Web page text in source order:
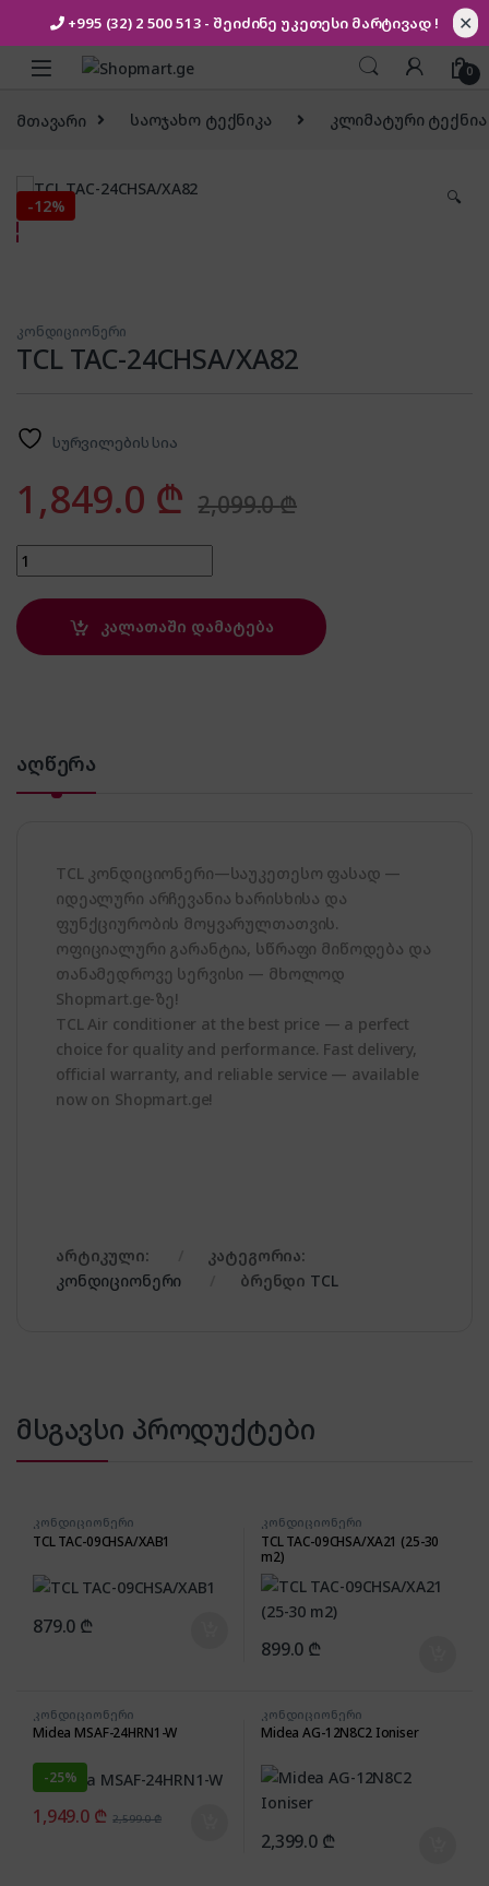
+995 (32) 2 500 513 - შეიძინე უკეთესი მარტივად ! ✕
Skip to navigation
Skip to content
0
მთავარი საოჯახო ტექნიკა კლიმატური ტექნია
-12% 🔍
კონდიციონერი
TCL TAC-24CHSA/XA82
სურვილების სია
1,849.0 ₾ 2,099.0₾
TCL TAC-24CHSA/XA82 quantity
კალათაში დამატება
აღწერა
TCL კონდიციონერი—საუკეთესო ფასად —
იდეალური არჩევანია ხარისხისა და
ფუნქციურობის მოყვარულთათვის.
ოფიციალური გარანტია, სწრაფი მიწოდება და
თანამედროვე სერვისი — მხოლოდ
Shopmart.ge-ზე!
TCL Air conditioner at the best price — a perfect
choice for quality and performance. Fast delivery,
official warranty, and reliable service — available
now on Shopmart.ge!
არტიკული:
კატეგორია:
კონდიციონერი
ბრენდი TCL
მსგავსი პროდუქტები
კონდიციონერი
TCL TAC-09CHSA/XAB1
879.0 ₾
კონდიციონერი
TCL TAC-09CHSA/XA21 (25-30
m2)
899.0 ₾
კონდიციონერი
Midea MSAF-24HRN1-W
-25%
1,949.0 ₾ 2,599.0₾
კონდიციონერი
Midea AG-12N8C2 Ioniser
2,399.0 ₾